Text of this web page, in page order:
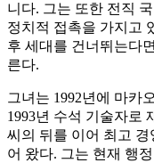
니다. 그는 또한 전직
정치적 접촉을 가지고
후 세대를 건너뛰는다
른다.
그녀는 1992년에 마카
1993년 수석 기술자로
씨의 뒤를 이어 최고
어 왔다. 그는 현재 행